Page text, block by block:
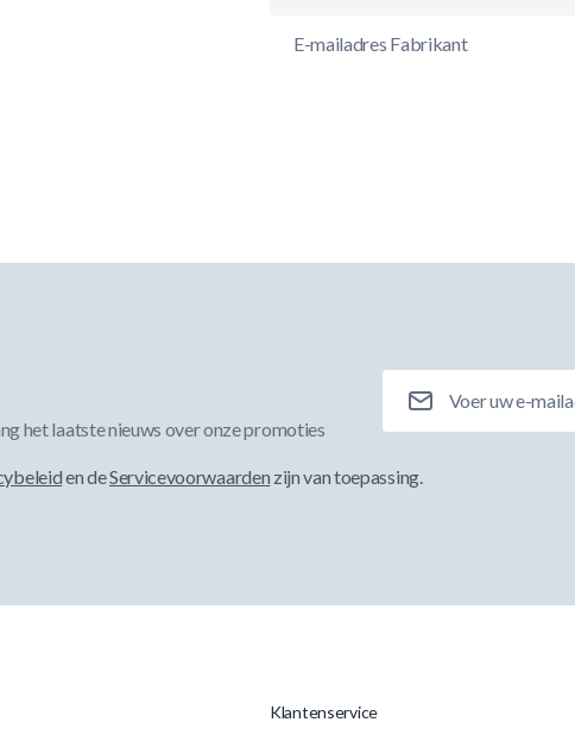
E-mailadres Fabrikant
het laatste nieuws over onze promoties
en deServicevoorwaarden zijn van toepassing.
Klantenservice